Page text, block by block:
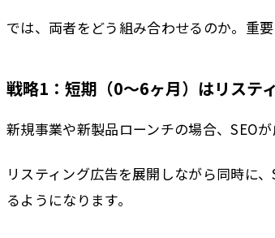
では、両者をどう組み合わせるのか。重
戦略1：短期（0〜6ヶ月）はリステ
新規事業や新製品ローンチの場合、SEO
リスティング広告を展開しながら同時に
るようになります。